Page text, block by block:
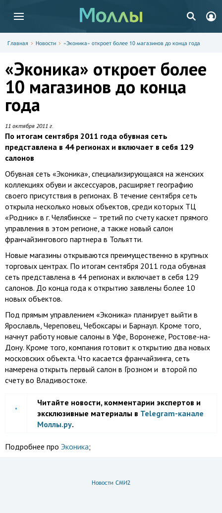
Главная Новости «Эконика» откроет более 10 магазинов до конца года
«Эконика» откроет более
10 магазинов до конца
года
11 октября 2011 г.
По итогам сентября 2011 года обувная сеть
представлена в 44 регионах и включает в себя 129
салонов
Обувная сеть «Эконика», специализирующаяся на женских
коллекциях обуви и аксессуаров, расширяет географию
своего присутствия в регионах. В течение сентября сеть
открыла несколько новых объектов, среди которых ТЦ
«Родник» в г. Челябинске – третий по счету каскет прямого
управления в этом регионе, а также новый салон
франчайзингового партнера в Тольятти.
Новые магазины открываются преимущественно в крупных
торговых центрах. По итогам сентября 2011 года обувная
сеть представлена в 44 регионах и включает в себя 129
салонов. До конца года к открытию заявлены более 10
новых объектов.
Под прямым управлением «Эконика» планирует выйти в
Ярославль, Череповец, Чебоксары и Барнаул. Кроме того,
начнут работу новые салоны в Уфе, Воронеже, Ростове-на-
Дону. Кроме того, компания готовит к открытию два новых
московских объекта. Что касается франчайзинга, сеть
намерена открыть первый салон в Грозном и второй по
счету во Владивостоке.
Читайте новости, комментарии экспертов и
эксклюзивные материалы в Telegram-канале
Моллы.ру.
Подробнее про Эконика;
Новости СМИ2